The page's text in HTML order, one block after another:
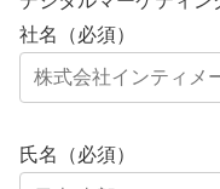
社名（必須）
氏名（必須）